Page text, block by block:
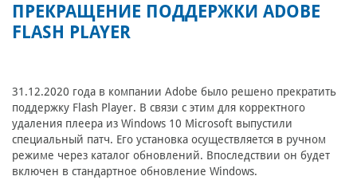
ПРЕКРАЩЕНИЕ ПОДДЕРЖКИ ADOBE
FLASH PLAYER
31.12.2020 года в компании Adobe было решено прекратить
поддержку Flash Player. В связи с этим для корректного
удаления плеера из Windows 10 Microsoft выпустили
специальный патч. Его установка осуществляется в ручном
режиме через каталог обновлений. Впоследствии он будет
включен в стандартное обновление Windows.